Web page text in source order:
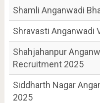
Shamli Anganwadi
Shravasti Anganwadi
Shahjahanpur
Recruitment 2025
Siddharth Nagar
2025